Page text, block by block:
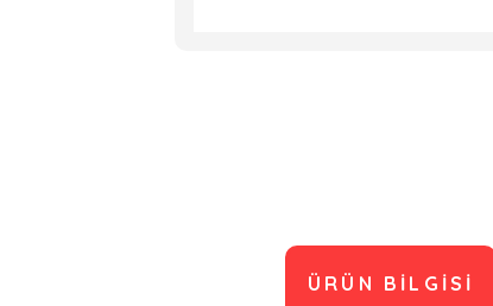
ÜRÜN BILGISI